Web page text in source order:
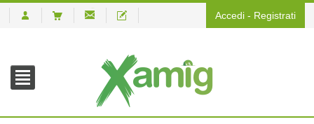
Accedi - Registrati